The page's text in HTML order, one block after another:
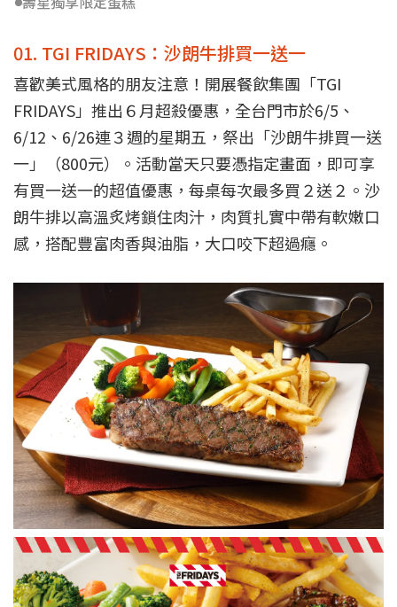
01. TGI FRIDAYS：沙朗牛排買一送一
喜歡美式風格的朋友注意！開展餐飲集團「TGI
FRIDAYS」推出６月超殺優惠，全台門市於6/5、
6/12、6/26連３週的星期五，祭出「沙朗牛排買一送
一」（800元）。活動當天只要憑指定畫面，即可享
有買一送一的超值優惠，每桌每次最多買２送２。沙
朗牛排以高溫炙烤鎖住肉汁，肉質扎實中帶有軟嫩口
感，搭配豐富肉香與油脂，大口咬下超過癮。